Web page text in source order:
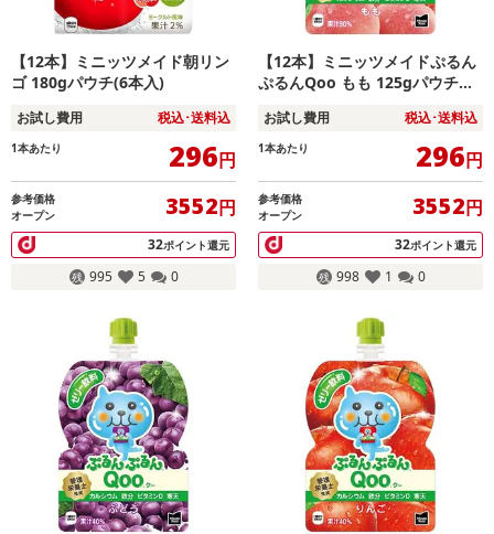
【12本】ミニッツメイド朝リン
ゴ 180gパウチ(6本入)
お試し費用 税込･送料込
1本あたり 296円
参考価格
オープン
3552円
32ポイント還元
995 5 0
【12本】ミニッツメイドぷるん
ぷるんQoo もも 125gパウチ（6
お試し費用 税込･送料込
1本あたり 296円
参考価格
オープン
3552円
32ポイント還元
998 1 0